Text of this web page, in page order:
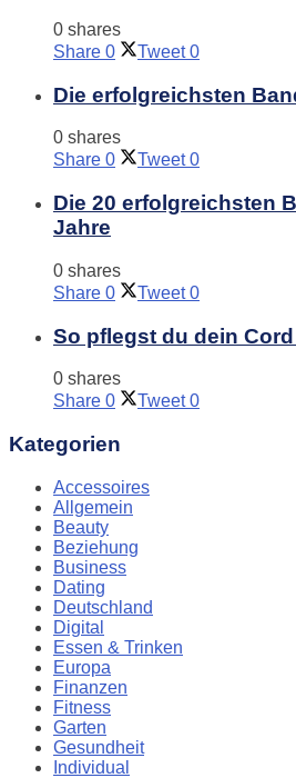
0 shares
Share 0 Tweet 0
Die erfolgreichsten
0 shares
Share 0 Tweet 0
Die 20 erfolgreichsten
Jahre
0 shares
Share 0 Tweet 0
So pflegst du dein
0 shares
Share 0 Tweet 0
Kategorien
Accessoires
Allgemein
Beauty
Beziehung
Business
Dating
Deutschland
Digital
Essen & Trinken
Europa
Finanzen
Fitness
Garten
Gesundheit
Individual